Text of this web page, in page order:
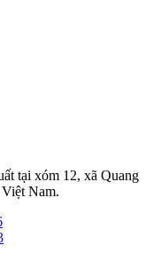
tại xóm 12, xã Quang
Nam.